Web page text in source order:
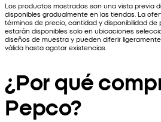
Los productos mostrados son una vista previa
disponibles gradualmente en las tiendas. La
términos de precio, cantidad y disponibilidad
estarán disponibles solo en ubicaciones
diseños de muestra y pueden diferir
válida hasta agotar existencias.
¿Por qué
Pepco?